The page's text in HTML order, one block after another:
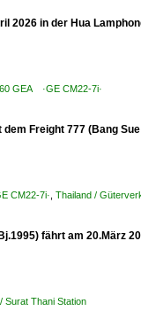
2026 in der Hua
GEA ·GE CM22-7i·
Freight 777 (Bang
CM22-7i· Thailand /
fährt am 20.März
Surat Thani Station